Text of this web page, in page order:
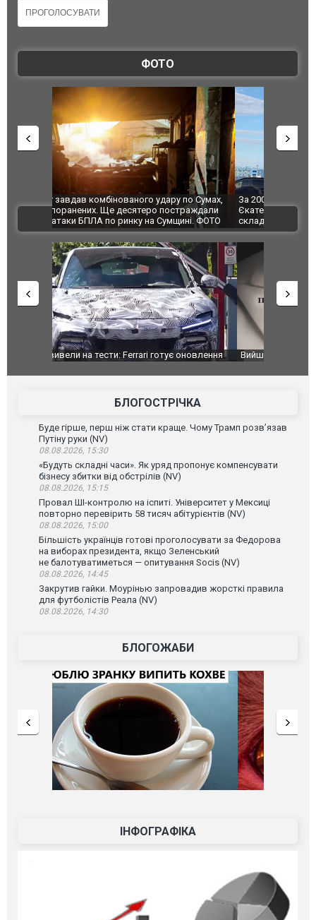
ФОТО
За 2000 кілометрів від кордону з Україною: в
Єкатеринбурзі після атаки дронів загорівся
склад Wildberries. ФОТО. ВІДЕО
"Мої
ВІДЕО
Вийшов трейлер нової екранізації легендарного
БЛОГОСТРІЧКА
Буде гірше, перш ніж стати краще. Чому Трамп розв’язав
Путіну руки (NV)
08.08.2026, 15:30
«Будуть складні часи». Як уряд пропонує компенсувати
бізнесу збитки від обстрілів (NV)
08.08.2026, 15:15
Провал ШІ-контролю на іспиті. Університет у Мексиці
повторно перевірить 58 тисяч абітурієнтів (NV)
08.08.2026, 15:00
Більшість українців готові проголосувати за Федорова
на виборах президента, якщо Зеленський
не балотуватиметься — опитування Socis (NV)
08.08.2026, 14:45
Закрутив гайки. Моурінью запровадив жорсткі правила
для футболістів Реала (NV)
08.08.2026, 14:30
БЛОГОЖАБИ
ІНФОГРАФІКА